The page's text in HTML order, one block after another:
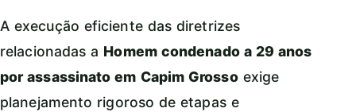
A execução eficiente das diretrizes
relacionadas a Homem condenado a 29 anos
por assassinato em Capim Grossoexige
planejamento rigoroso de etapas e